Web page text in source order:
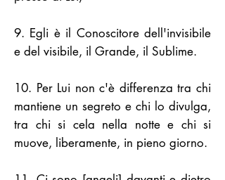
9. Egli è il Conoscitore dell'invisibile
e del visibile, il Grande, il Sublime.
10. Per Lui non c'è differenza tra chi
mantiene un segreto e chi lo divulga,
tra chi si cela nella notte e chi si
muove, liberamente, in pieno giorno.